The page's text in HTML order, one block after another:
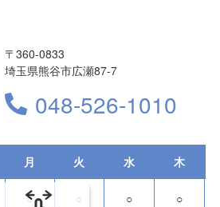
〒360-0833
埼玉県熊谷市広瀬87-7
048-526-1010
月 火 水 木
○ ○ ○ ○